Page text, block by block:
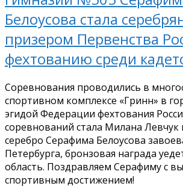
Белоусова стала
призером Первенства
фехтованию среди
Соревнования проводились в
спортивном комплексе «Гринн» в
эгидой Федерации фехтования
соревнований стала Милана Левчук
серебро Серафима Белоусова
Петербурга, бронзовая награда
область. Поздравляем Серафиму с
спортивным достижением!